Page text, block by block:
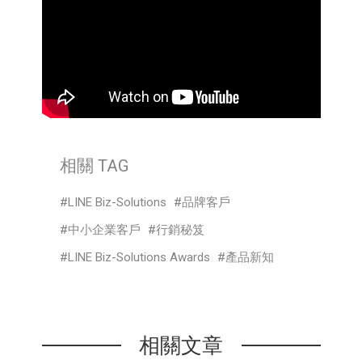
相關 TAG
LINE Biz-Solutions
品牌客戶
中小企業客戶
行銷秘笈
LINE Biz-Solutions Awards
產品新知
相關文章